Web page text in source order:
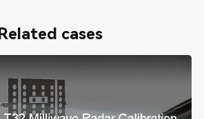
Related cases